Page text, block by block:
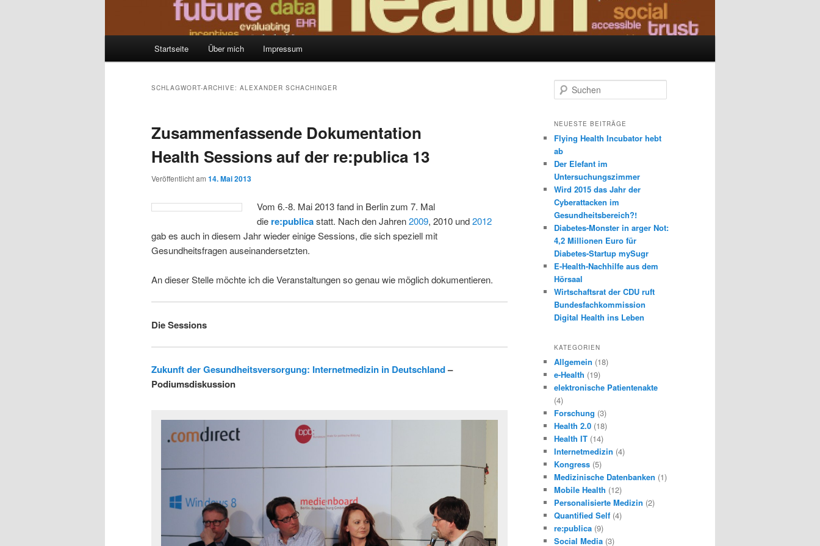
Zum
Zum
wechseln
Startseite Über mich Impressum
SCHLAGWORT-ARCHIVE: ALEXANDER SCHACHINGER
Zusammenfassende Dokumentation
Health Sessions auf der re:publica 13
Veröffentlicht am 14. Mai 2013
Vom 6.-8. Mai 2013 fand in Berlin zum 7. Mal
die re:publicastatt. Nach den Jahren2009, 2010 und2012
gab es auch in diesem Jahr wieder einige Sessions, die sich speziell mit
Gesundheitsfragen auseinandersetzten.
An dieser Stelle möchte ich die Veranstaltungen so genau wie möglich dokumentieren.
Die Sessions
Zukunft der Gesundheitsversorgung: Internetmedizin in Deutschland–
Podiumsdiskussion
u
h
n
NEUESTE BEITRÄGE
Flying Health Incubator hebt
ab
Der Elefant im
Untersuchungszimmer
Wird 2015 das Jahr der
Cyberattacken im
Gesundheitsbereich?!
Diabetes-Monster in arger Not:
4,2 Millionen Euro für
Diabetes-Startup mySugr
E-Health-Nachhilfe aus dem
Hörsaal
Wirtschaftsrat der CDU ruft
Bundesfachkommission
Digital Health ins Leben
KATEGORIEN
Allgemein (18)
e-Health (19)
elektronische Patientenakte
(4)
Forschung (3)
Health 2.0 (18)
Health IT (14)
Internetmedizin (4)
Kongress (5)
Medizinische Datenbanken (1)
Mobile Health (12)
Personalisierte Medizin (2)
Quantified Self (4)
re:publica (9)
Social Media (3)